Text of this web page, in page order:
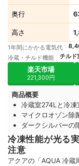
奥行
高さ
1年間にかかる電気代
冷蔵・チルド機能
チルド
楽天市場
221,300円
商品概要
冷蔵室274Lと冷
マイクロオゾン除
ダークシルバーの
冷凍性能が光る
注意
アクアの「AQUA 冷